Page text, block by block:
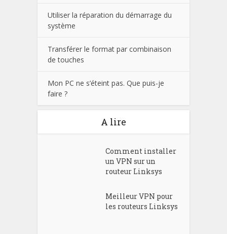
Utiliser la réparation du démarrage du
système
Transférer le format par combinaison
de touches
Mon PC ne s’éteint pas. Que puis-je
faire ?
A lire
Comment installer
un VPN sur un
routeur Linksys
Meilleur VPN pour
les routeurs Linksys